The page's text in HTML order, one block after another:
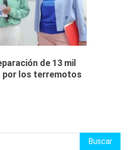
de 13 mil
por los terremotos